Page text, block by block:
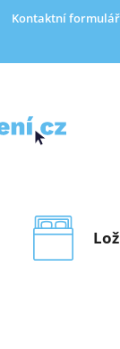
Kontaktní formulář